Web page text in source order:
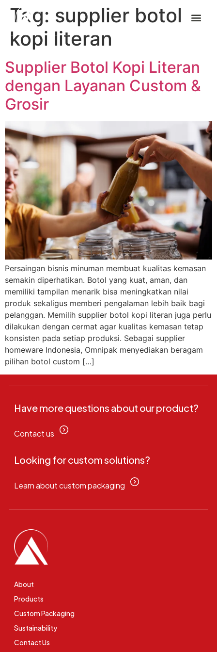
Tag: supplier botol
kopi literan
Supplier Botol Kopi Literan
dengan Layanan Custom &
Grosir
Persaingan bisnis minuman membuat kualitas kemasan
semakin diperhatikan. Botol yang kuat, aman, dan
memiliki tampilan menarik bisa meningkatkan nilai
produk sekaligus memberi pengalaman lebih baik bagi
pelanggan. Memilih supplier botol kopi literan juga perlu
dilakukan dengan cermat agar kualitas kemasan tetap
konsisten pada setiap produksi. Sebagai supplier
homeware Indonesia, Omnipak menyediakan beragam
pilihan botol custom […]
Have more questions about our product?
Contact us
Looking for custom solutions?
Learn about custom packaging
About
Products
Custom Packaging
Sustainability
Contact Us